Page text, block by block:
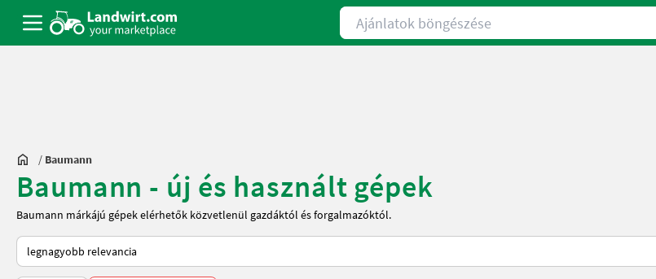
Ajánlatok böngészése
/ Baumann
Baumann - új és használt gépek
Baumann márkájú gépek elérhetők közvetlenül gazdáktól és forgalmazóktól.
Így van sorba rendezve a Landwirt.com-on